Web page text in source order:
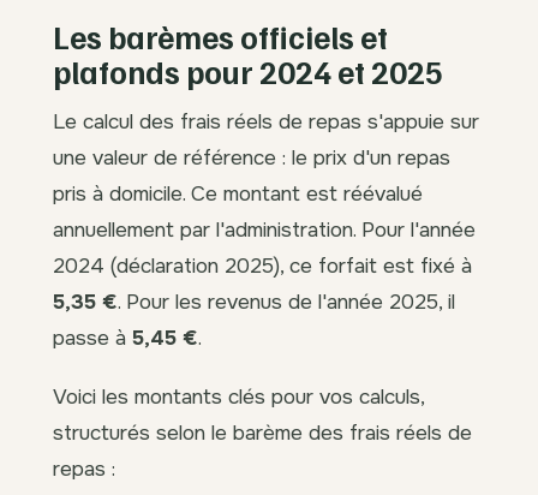
Les barèmes officiels et
plafonds pour 2024 et 2025
Le calcul des frais réels de repas s'appuie sur
une valeur de référence : le prix d'un repas
pris à domicile. Ce montant est réévalué
annuellement par l'administration. Pour l'année
2024 (déclaration 2025), ce forfait est fixé à
5,35 €. Pour les revenus de l'année 2025, il
passe à 5,45 €.
Voici les montants clés pour vos calculs,
structurés selon le barème des frais réels de
repas :